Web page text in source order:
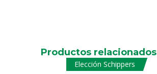
Productos relacionados
Elección Schippers